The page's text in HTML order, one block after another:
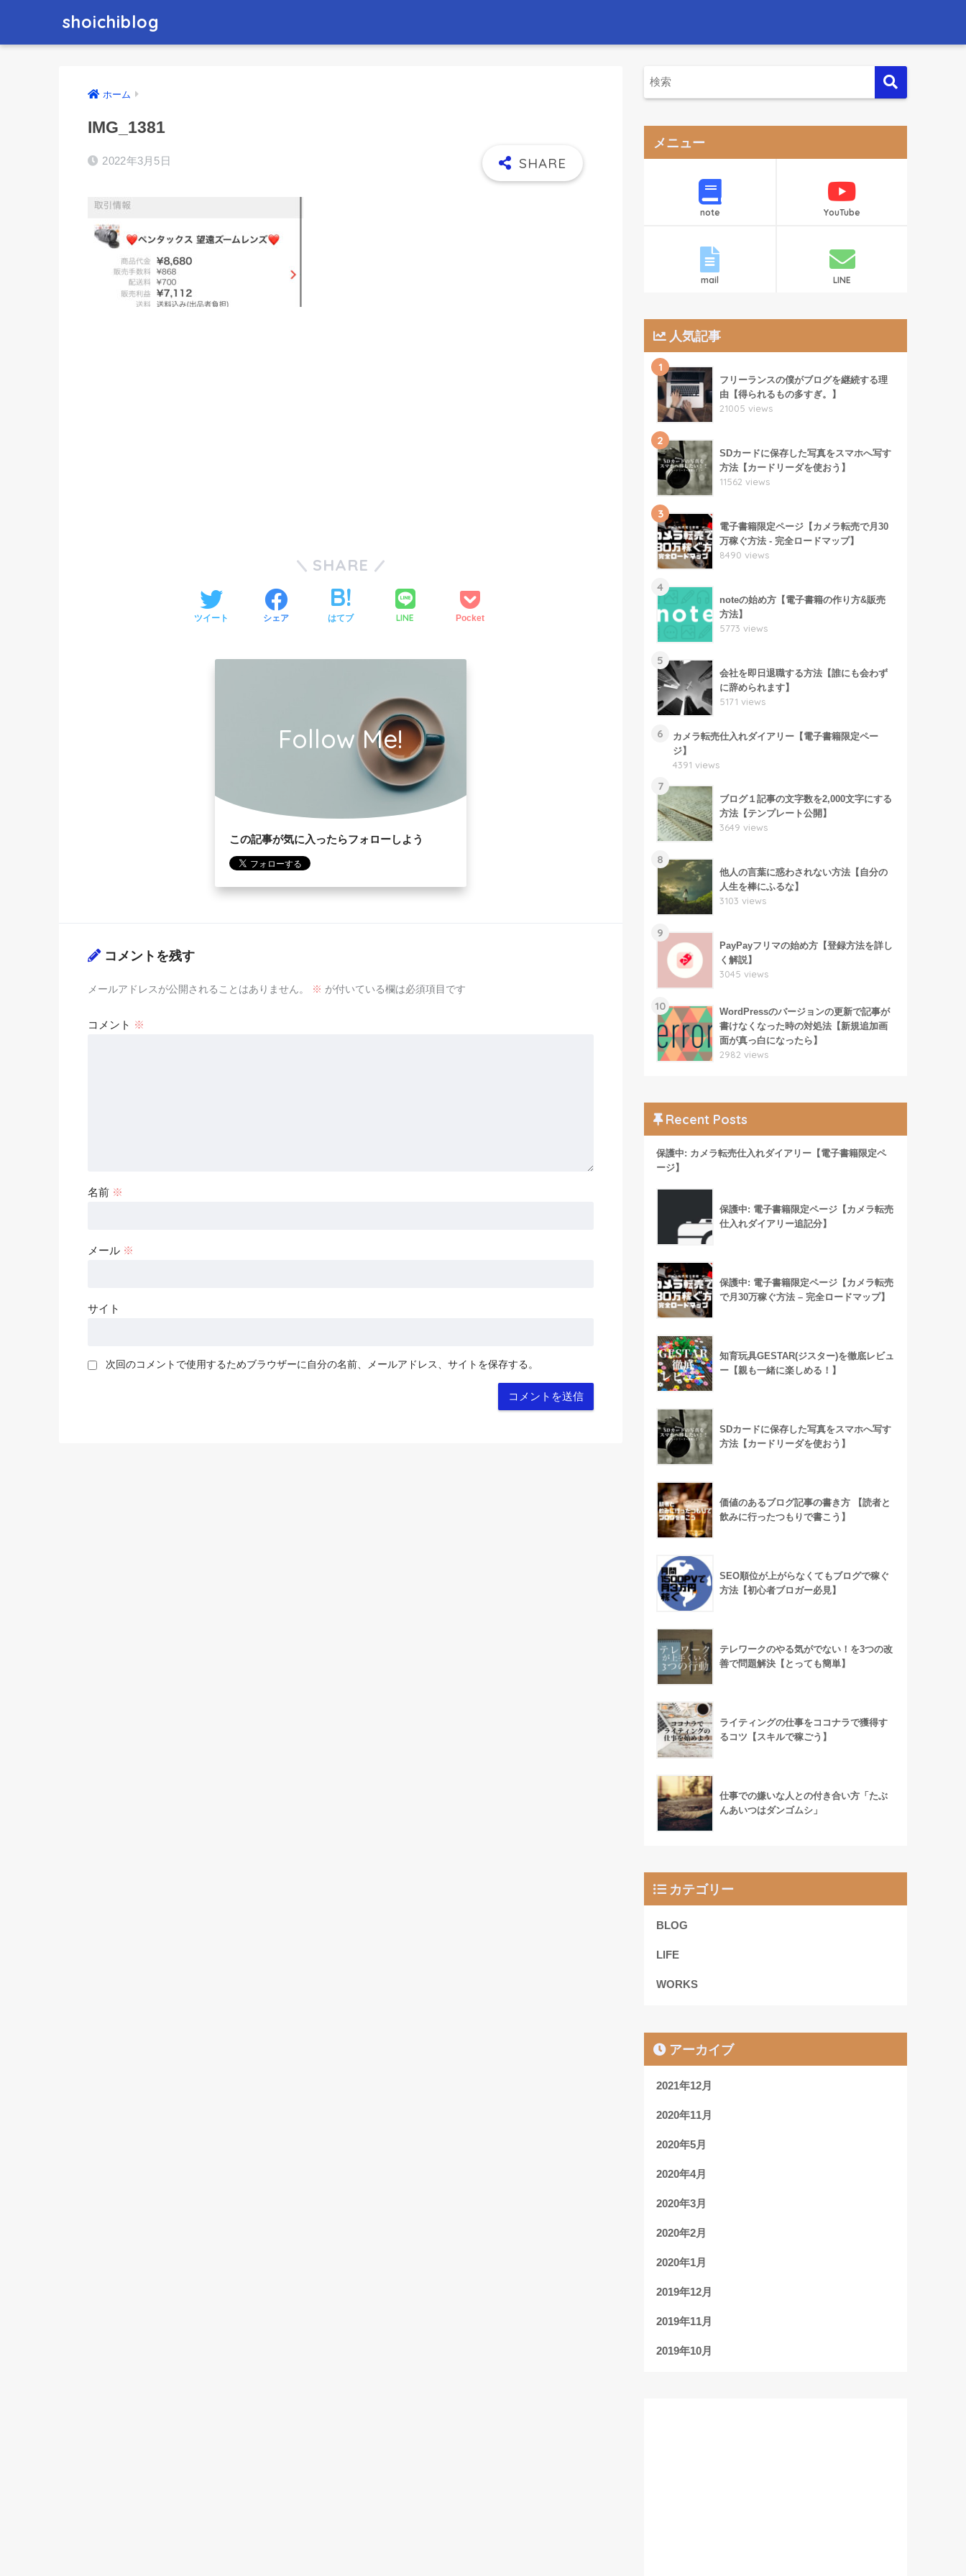
shoichiblog
ホーム
IMG_1381
2022年3月5日
SHARE
ツイート シェア はてブ LINE Pocket
Follow Me!
この記事が気に入ったらフォローしよう
コメントを残す
メールアドレスが公開されることはありません。 ※ が付いている欄は必須項目です
コメント ※
名前 ※
メール ※
サイト
次回のコメントで使用するためブラウザーに自分の名前、メールアドレス、サイトを保存する。
メニュー
note YouTube
mail LINE
人気記事
1
フリーランスの僕がブログを継続する理
由【得られるもの多すぎ。】
21005 views
2
SDカードに保存した写真をスマホへ写す
方法【カードリーダを使おう】
11562 views
3
電子書籍限定ページ【カメラ転売で月30
万稼ぐ方法 - 完全ロードマップ】
8490 views
4
noteの始め方【電子書籍の作り方&販売
方法】
5773 views
5
会社を即日退職する方法【誰にも会わず
に辞められます】
5171 views
6
カメラ転売仕入れダイアリー【電子書籍限定ペー
ジ】
4391 views
7
ブログ１記事の文字数を2,000文字にする
方法【テンプレート公開】
3649 views
8
他人の言葉に惑わされない方法【自分の
人生を棒にふるな】
3103 views
9
PayPayフリマの始め方【登録方法を詳し
く解説】
3045 views
10
WordPressのバージョンの更新で記事が
書けなくなった時の対処法【新規追加画
面が真っ白になったら】
2982 views
Recent Posts
保護中: カメラ転売仕入れダイアリー【電子書籍限定ペ
ージ】
保護中: 電子書籍限定ページ【カメラ転売
仕入れダイアリー追記分】
保護中: 電子書籍限定ページ【カメラ転売
で月30万稼ぐ方法 – 完全ロードマップ】
知育玩具GESTAR(ジスター)を徹底レビュ
ー【親も一緒に楽しめる！】
SDカードに保存した写真をスマホへ写す
方法【カードリーダを使おう】
価値のあるブログ記事の書き方 【読者と
飲みに行ったつもりで書こう】
SEO順位が上がらなくてもブログで稼ぐ
方法【初心者ブロガー必見】
テレワークのやる気がでない！を3つの改
善で問題解決【とっても簡単】
ライティングの仕事をココナラで獲得す
るコツ【スキルで稼ごう】
仕事での嫌いな人との付き合い方「たぶ
んあいつはダンゴムシ」
カテゴリー
BLOG
LIFE
WORKS
アーカイブ
2021年12月
2020年11月
2020年5月
2020年4月
2020年3月
2020年2月
2020年1月
2019年12月
2019年11月
2019年10月